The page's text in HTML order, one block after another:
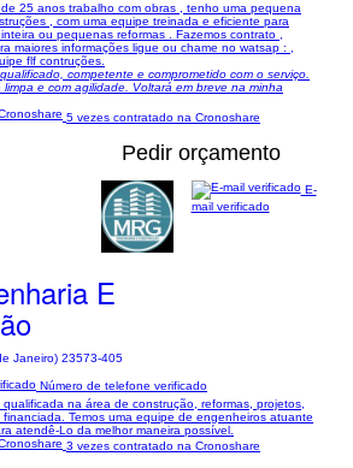
25 anos trabalho com obras , tenho uma pequena
, com uma equipe treinada e eficiente para
ou pequenas reformas . Fazemos contrato ,
maiores informações ligue ou chame no watsap : ,
flf contruções.
competente e comprometido com o serviço.
e com agilidade. Voltará em breve na minha
5 vezes contratado na Cronoshare
Pedir orçamento
E
Janeiro) 23573-405
E-
mail verificado
Número de telefone verificado
na área de construção, reformas, projetos,
Temos uma equipe de engenheiros atuante
atendê-Lo da melhor maneira possível.
3 vezes contratado na Cronoshare